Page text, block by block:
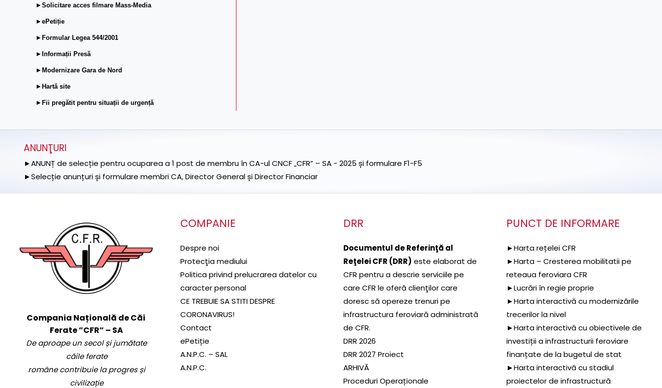
►Solicitare acces filmare Mass-Media
►ePetiție
►Formular Legea 544/2001
►Informații Presă
►Modernizare Gara de Nord
►Hartă site
►Fii pregătit pentru situații de urgență
ANUNŢURI
►ANUNȚ de selecție pentru ocuparea a 1 post de membru în CA-ul CNCF „CFR” – SA - 2025 și formulare F1-F5
►Selecție anunțuri și formulare membri CA, Director General și Director Financiar
Compania Națională de Căi
Ferate ”CFR” – SA
De aproape un secol și jumătate
căile ferate
române contribuie la progres și
civilizație
COMPANIE
Despre noi
Protecţia mediului
Politica privind prelucrarea datelor cu
caracter personal
CE TREBUIE SA STITI DESPRE
CORONAVIRUS!
Contact
ePetiție
A.N.P.C. – SAL
A.N.P.C.
DRR
Documentul de Referinţă al
Reţelei CFR (DRR) este elaborat de
CFR pentru a descrie serviciile pe
care CFR le oferă clienţilor care
doresc să opereze trenuri pe
infrastructura feroviară administrată
de CFR.
DRR 2026
DRR 2027 Proiect
ARHIVĂ
Proceduri Operaționale
PUNCT DE INFORMARE
►Harta rețelei CFR
►Harta – Cresterea mobilitatii pe
reteaua feroviara CFR
►Lucrări în regie proprie
►Harta interactivă cu modernizările
trecerilor la nivel
►Harta interactivă cu obiectivele de
investiții a infrastructurii feroviare
finanțate de la bugetul de stat
►Harta interactivă cu stadiul
proiectelor de infrastructură